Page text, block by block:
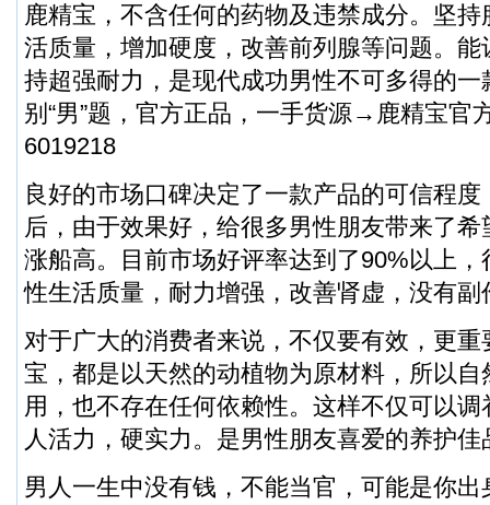
鹿精宝，不含任何的药物及违禁成分。坚
活质量，增加硬度，改善前列腺等问题。
持超强耐力，是现代成功男性不可多得的
别“男”题，官方正品，一手货源→鹿精宝官
6019218
良好的市场口碑决定了一款产品的可信程
后，由于效果好，给很多男性朋友带来了
涨船高。目前市场好评率达到了90%以上
性生活质量，耐力增强，改善肾虚，没有
对于广大的消费者来说，不仅要有效，更
宝，都是以天然的动植物为原材料，所以
用，也不存在任何依赖性。这样不仅可以
人活力，硬实力。是男性朋友喜爱的养护佳
男人一生中没有钱，不能当官，可能是你